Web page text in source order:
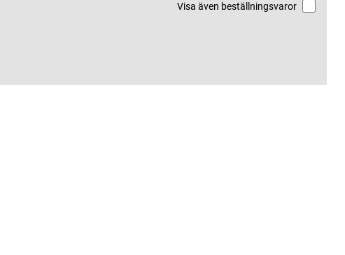
Visa även beställningsvaror